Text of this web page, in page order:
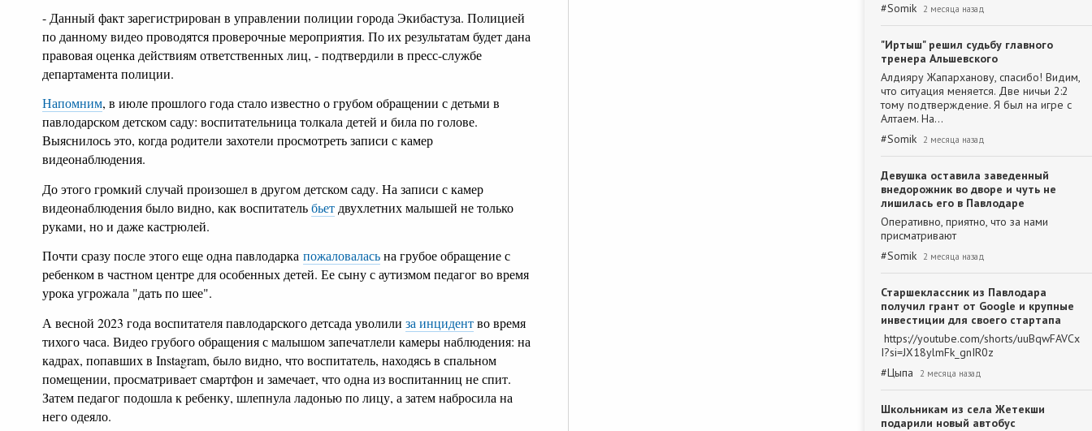
- Данный факт зарегистрирован в управлении полиции города Экибастуза. Полицией
по данному видео проводятся проверочные мероприятия. По их результатам будет дана
правовая оценка действиям ответственных лиц, - подтвердили в пресс-службе
департамента полиции.
Напомним, в июле прошлого года стало известно о грубом обращении с детьми в
павлодарском детском саду: воспитательница толкала детей и била по голове.
Выяснилось это, когда родители захотели просмотреть записи с камер
видеонаблюдения.
До этого громкий случай произошел в другом детском саду. На записи с камер
видеонаблюдения было видно, как воспитательбьет двухлетних малышей не только
руками, но и даже кастрюлей.
Почти сразу после этого еще одна павлодарка пожаловаласьна грубое обращение с
ребенком в частном центре для особенных детей. Ее сыну с аутизмом педагог во время
урока угрожала "дать по шее".
А весной 2023 года воспитателя павлодарского детсада уволили за инцидентво время
тихого часа. Видео грубого обращения с малышом запечатлели камеры наблюдения: на
кадрах, попавших в Instagram, было видно, что воспитатель, находясь в спальном
помещении, просматривает смартфон и замечает, что одна из воспитанниц не спит.
Затем педагог подошла к ребенку, шлепнула ладонью по лицу, а затем набросила на
него одеяло.
#Somik 2 месяца назад
"Иртыш" решил судьбу главного
тренера Альшевского
Алдияру Жапарханову, спасибо! Видим,
что ситуация меняется. Две ничьи 2:2
тому подтверждение. Я был на игре с
Алтаем. На…
#Somik 2 месяца назад
Девушка оставила заведенный
внедорожник во дворе и чуть не
лишилась его в Павлодаре
Оперативно, приятно, что за нами
присматривают
#Somik 2 месяца назад
Старшеклассник из Павлодара
получил грант от Google и крупные
инвестиции для своего стартапа
https://youtube.com/shorts/uuBqwFAVCx
I?si=JX18ylmFk_gnIR0z
#Цыпа 2 месяца назад
Школьникам из села Жетекши
подарили новый автобус